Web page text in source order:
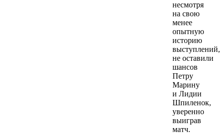
несмотря
на свою
менее
опытную
историю
выступлений,
не оставили
шансов
Петру
Марину
и Лидии
Шпиленок,
уверенно
выиграв
матч.